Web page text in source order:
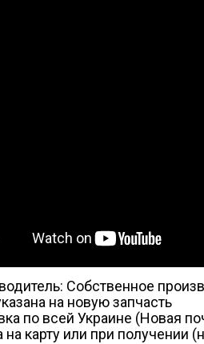
Собственное
на новую запчасть
по всей Украине (Новая
на карту или при